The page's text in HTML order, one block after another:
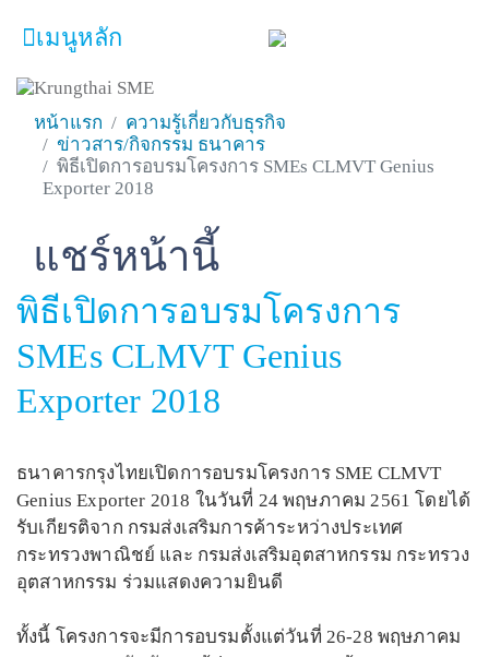
หน้าหลัก
ผลิตภัณฑ์และบริการ
โปรโมชั่น
ความรู้เกี่ยวกับธุรกิจ
SME Focus Magazine
คำนวณสินเชื่อเบื้องต้น
ค้นหาจุดบริการ
FOLLOW USKrungthai SME​
เมนูหลัก
หน้าแรก
ความรู้เกี่ยวกับธุรกิจ
ข่าวสาร/กิจกรรม ธนาคาร
พิธีเปิดการอบรมโครงการ SMEs CLMVT Genius
Exporter 2018
แชร์หน้านี้
Facebook
พิธีเปิดการอบรมโครงการ
SMEs CLMVT Genius
Exporter 2018
ธนาคารกรุงไทยเปิดการอบรมโครงการ SME CLMVT
Genius Exporter 2018 ในวันที่ 24 พฤษภาคม 2561 โดยได้
รับเกียรติจาก กรมส่งเสริมการค้าระหว่างประเทศ
กระทรวงพาณิชย์ และ กรมส่งเสริมอุตสาหกรรม กระทรวง
อุตสาหกรรม ร่วมแสดงความยินดี
ทั้งนี้ โครงการจะมีการอบรมตั้งแต่วันที่ 26-28 พฤษภาคม